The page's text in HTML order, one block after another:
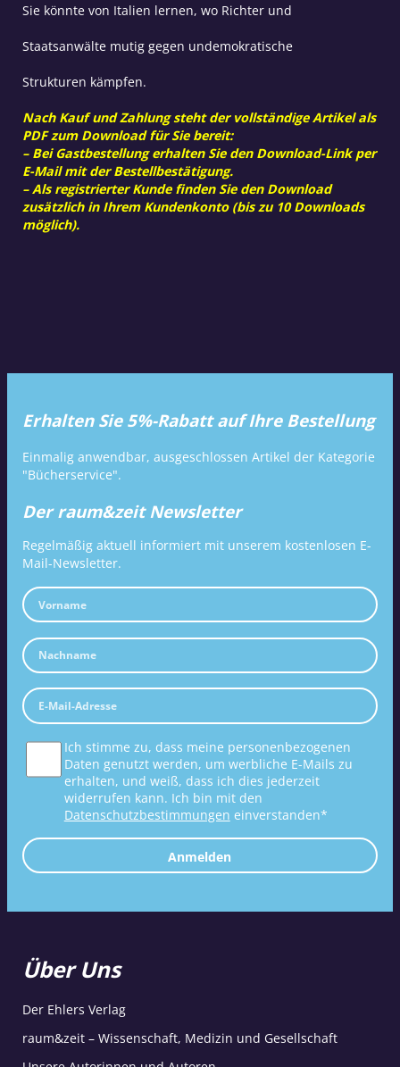
Sie könnte von Italien lernen, wo Richter und
Staatsanwälte mutig gegen undemokratische
Strukturen kämpfen.
Nach Kauf und Zahlung steht der vollständige Artikel als
PDF zum Download für Sie bereit:
– Bei Gastbestellung erhalten Sie den Download-Link per
E-Mail mit der Bestellbestätigung.
– Als registrierter Kunde finden Sie den Download
zusätzlich in Ihrem Kundenkonto (bis zu 10 Downloads
möglich).
Erhalten Sie 5%-Rabatt auf Ihre Bestellung
Einmalig anwendbar, ausgeschlossen Artikel der Kategorie
"Bücherservice".
Der raum&zeit Newsletter
Regelmäßig aktuell informiert mit unserem kostenlosen E-
Mail-Newsletter.
Ich stimme zu, dass meine personenbezogenen
Daten genutzt werden, um werbliche E-Mails zu
erhalten, und weiß, dass ich dies jederzeit
widerrufen kann. Ich bin mit den
Datenschutzbestimmungen einverstanden*
Anmelden
Über Uns
Der Ehlers Verlag
raum&zeit – Wissenschaft, Medizin und Gesellschaft